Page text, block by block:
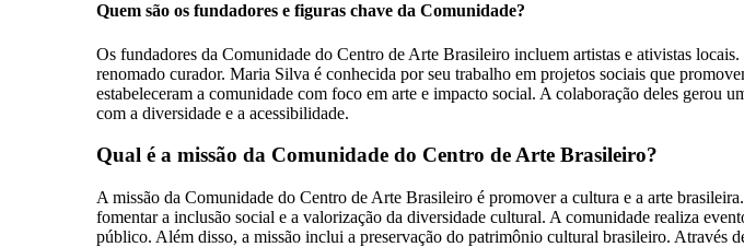
Quem são os fundadores e figuras chave da Comunidade?
Os fundadores da Comunidade do Centro de Arte Brasileiro incluem artistas e ativistas
renomado curador. Maria Silva é conhecida por seu trabalho em projetos sociais que
estabeleceram a comunidade com foco em arte e impacto social. A colaboração deles gerou
com a diversidade e a acessibilidade.
Qual é a missão da Comunidade do Centro de Arte Brasileiro?
A missão da Comunidade do Centro de Arte Brasileiro é promover a cultura e a arte
fomentar a inclusão social e a valorização da diversidade cultural. A comunidade realiza
público. Além disso, a missão inclui a preservação do patrimônio cultural brasileiro. Através